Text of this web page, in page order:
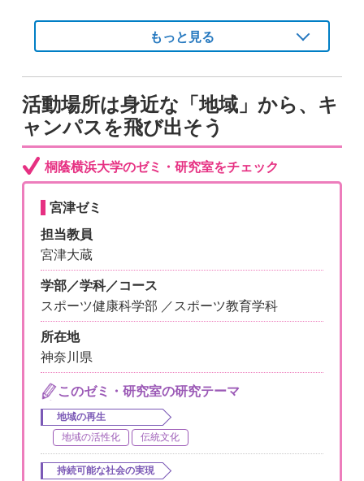
もっと見る
活動場所は身近な「地域」から、キ
ャンパスを飛び出そう
桐蔭横浜大学のゼミ・研究室をチェック
宮津ゼミ
担当教員
宮津大蔵
学部／学科／コース
スポーツ健康科学部 ／スポーツ教育学科
所在地
神奈川県
このゼミ・研究室の研究テーマ
地域の再生
地域の活性化
伝統文化
持続可能な社会の実現